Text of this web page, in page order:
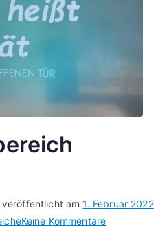
veröffentlicht am1. Februar 2022
Keine Kommentarezu